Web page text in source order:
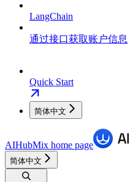
LangChain
通过接口获取账户信息
Quick Start
简体中文
AIHubMix home page
简体中文